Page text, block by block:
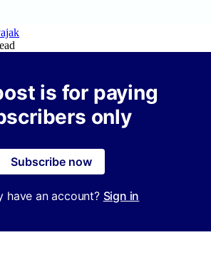
is for paying
only
Subscribe now
have an account? Sign in